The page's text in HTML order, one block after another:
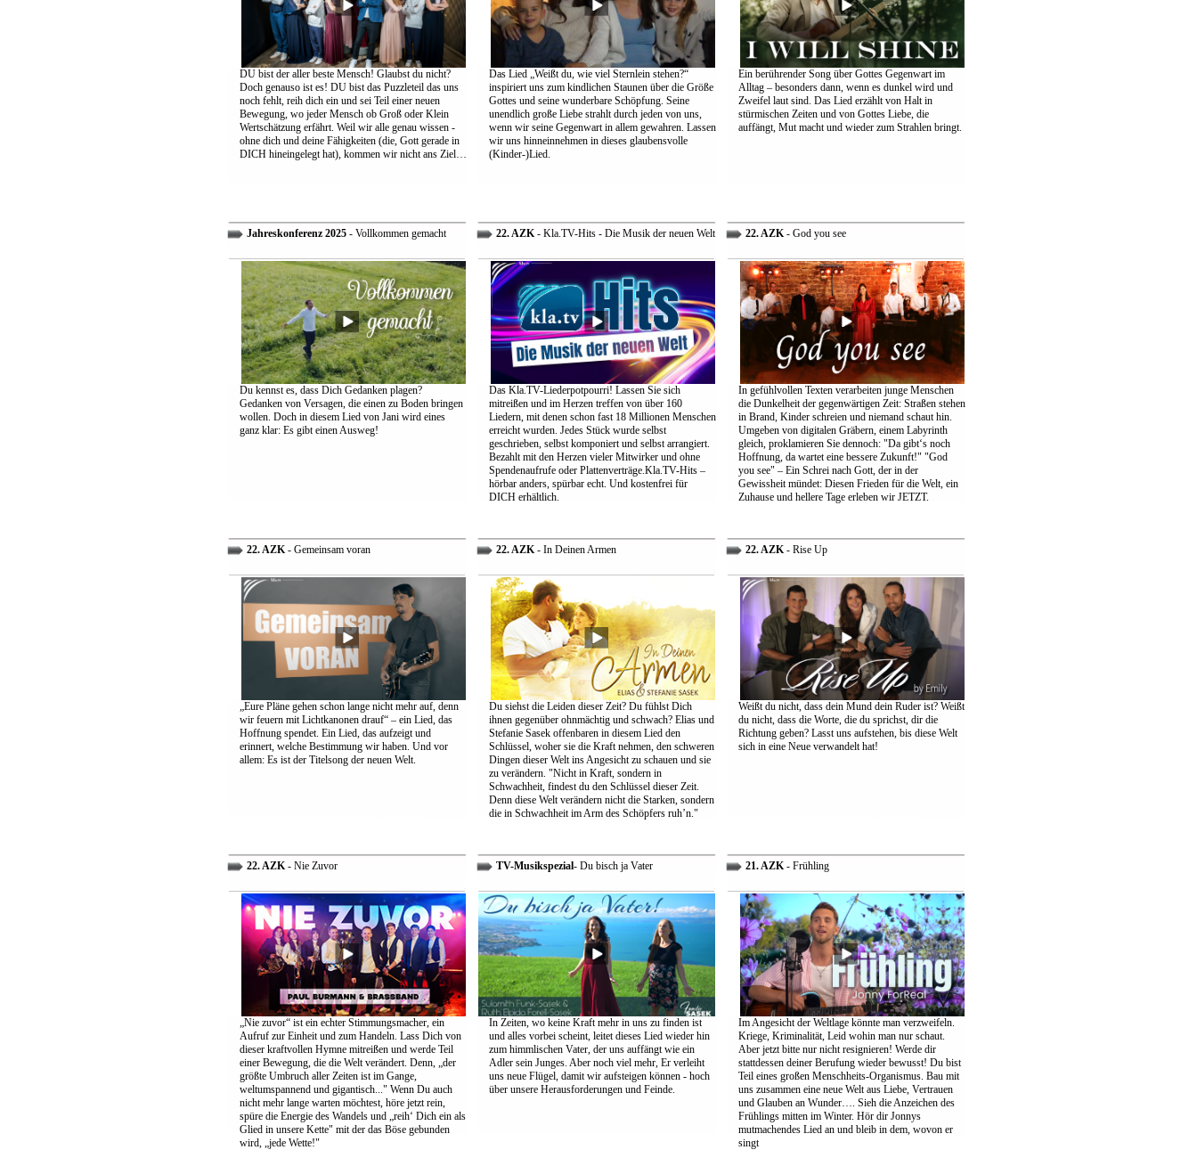
DU bist der aller beste Mensch! Glaubst du nicht?
Doch genauso ist es! DU bist das Puzzleteil das uns
noch fehlt, reih dich ein und sei Teil einer neuen
Bewegung, wo jeder Mensch ob Groß oder Klein
Wertschätzung erfährt. Weil wir alle genau wissen -
ohne dich und deine Fähigkeiten (die, Gott gerade in
DICH hineingelegt hat), kommen wir nicht ans Ziel…
Das Lied „Weißt du, wie viel Sternlein stehen?“
inspiriert uns zum kindlichen Staunen über die Größe
Gottes und seine wunderbare Schöpfung. Seine
unendlich große Liebe strahlt durch jeden von uns,
wenn wir seine Gegenwart in allem gewahren. Lassen
wir uns hinneinnehmen in dieses glaubensvolle
(Kinder-)Lied.
Ein berührender Song über Gottes Gegenwart im
Alltag – besonders dann, wenn es dunkel wird und
Zweifel laut sind. Das Lied erzählt von Halt in
stürmischen Zeiten und von Gottes Liebe, die
auffängt, Mut macht und wieder zum Strahlen bringt.
Jahreskonferenz 2025- Vollkommen gemacht
Du kennst es, dass Dich Gedanken plagen?
Gedanken von Versagen, die einen zu Boden bringen
wollen. Doch in diesem Lied von Jani wird eines
ganz klar: Es gibt einen Ausweg!
22. AZK- Kla.TV-Hits - Die Musik der neuen Welt
Das Kla.TV-Liederpotpourri! Lassen Sie sich
mitreißen und im Herzen treffen von über 160
Liedern, mit denen schon fast 18 Millionen Menschen
erreicht wurden. Jedes Stück wurde selbst
geschrieben, selbst komponiert und selbst arrangiert.
Bezahlt mit den Herzen vieler Mitwirker und ohne
Spendenaufrufe oder Plattenverträge.Kla.TV-Hits –
hörbar anders, spürbar echt. Und kostenfrei für
DICH erhältlich.
22. AZK- God you see
In gefühlvollen Texten verarbeiten junge Menschen
die Dunkelheit der gegenwärtigen Zeit: Straßen stehen
in Brand, Kinder schreien und niemand schaut hin.
Umgeben von digitalen Gräbern, einem Labyrinth
gleich, proklamieren Sie dennoch: "Da gibt‘s noch
Hoffnung, da wartet eine bessere Zukunft!" "God
you see" – Ein Schrei nach Gott, der in der
Gewissheit mündet: Diesen Frieden für die Welt, ein
Zuhause und hellere Tage erleben wir JETZT.
22. AZK- Gemeinsam voran
„Eure Pläne gehen schon lange nicht mehr auf, denn
wir feuern mit Lichtkanonen drauf“ – ein Lied, das
Hoffnung spendet. Ein Lied, das aufzeigt und
erinnert, welche Bestimmung wir haben. Und vor
allem: Es ist der Titelsong der neuen Welt.
22. AZK- In Deinen Armen
Du siehst die Leiden dieser Zeit? Du fühlst Dich
ihnen gegenüber ohnmächtig und schwach? Elias und
Stefanie Sasek offenbaren in diesem Lied den
Schlüssel, woher sie die Kraft nehmen, den schweren
Dingen dieser Welt ins Angesicht zu schauen und sie
zu verändern. "Nicht in Kraft, sondern in
Schwachheit, findest du den Schlüssel dieser Zeit.
Denn diese Welt verändern nicht die Starken, sondern
die in Schwachheit im Arm des Schöpfers ruh’n."
22. AZK- Rise Up
Weißt du nicht, dass dein Mund dein Ruder ist? Weißt
du nicht, dass die Worte, die du sprichst, dir die
Richtung geben? Lasst uns aufstehen, bis diese Welt
sich in eine Neue verwandelt hat!
22. AZK- Nie Zuvor
„Nie zuvor“ ist ein echter Stimmungsmacher, ein
Aufruf zur Einheit und zum Handeln. Lass Dich von
dieser kraftvollen Hymne mitreißen und werde Teil
einer Bewegung, die die Welt verändert. Denn, „der
größte Umbruch aller Zeiten ist im Gange,
weltumspannend und gigantisch..." Wenn Du auch
nicht mehr lange warten möchtest, höre jetzt rein,
spüre die Energie des Wandels und „reih‘ Dich ein als
Glied in unsere Kette" mit der das Böse gebunden
wird, „jede Wette!"
TV-Musikspezial- Du bisch ja Vater
In Zeiten, wo keine Kraft mehr in uns zu finden ist
und alles vorbei scheint, leitet dieses Lied wieder hin
zum himmlischen Vater, der uns auffängt wie ein
Adler sein Junges. Aber noch viel mehr, Er verleiht
uns neue Flügel, damit wir aufsteigen können - hoch
über unsere Herausforderungen und Feinde.
21. AZK- Frühling
Im Angesicht der Weltlage könnte man verzweifeln.
Kriege, Kriminalität, Leid wohin man nur schaut.
Aber jetzt bitte nur nicht resignieren! Werde dir
stattdessen deiner Berufung wieder bewusst! Du bist
Teil eines großen Menschheits-Organismus. Bau mit
uns zusammen eine neue Welt aus Liebe, Vertrauen
und Glauben an Wunder…. Sieh die Anzeichen des
Frühlings mitten im Winter. Hör dir Jonnys
mutmachendes Lied an und bleib in dem, wovon er
singt